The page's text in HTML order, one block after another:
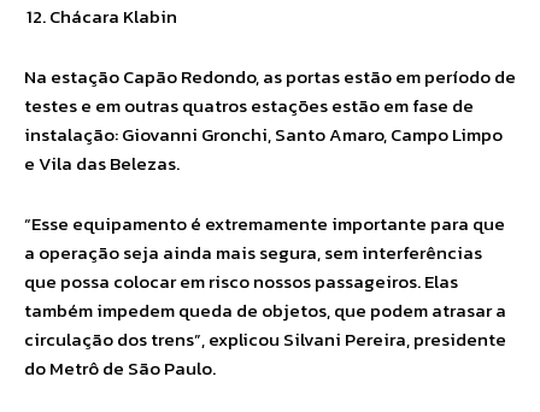
Chácara Klabin
Na estação Capão Redondo, as portas estão em período de
testes e em outras quatros estações estão em fase de
instalação: Giovanni Gronchi, Santo Amaro, Campo Limpo
e Vila das Belezas.
“Esse equipamento é extremamente importante para que
a operação seja ainda mais segura, sem interferências
que possa colocar em risco nossos passageiros. Elas
também impedem queda de objetos, que podem atrasar a
circulação dos trens”, explicou Silvani Pereira, presidente
do Metrô de São Paulo.